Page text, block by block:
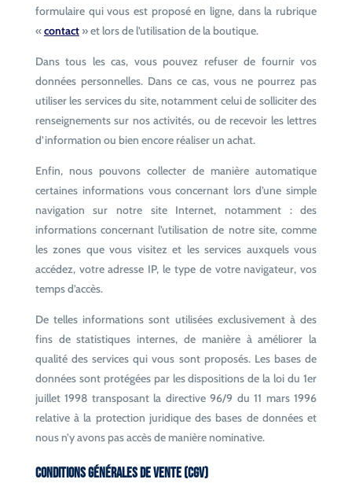
formulaire qui vous est proposé en ligne, dans la rubrique
«contact» et lors de l’utilisation de la boutique.
Dans tous les cas, vous pouvez refuser de fournir vos
données personnelles. Dans ce cas, vous ne pourrez pas
utiliser les services du site, notamment celui de solliciter des
renseignements sur nos activités, ou de recevoir les lettres
d’information ou bien encore réaliser un achat.
Enfin, nous pouvons collecter de manière automatique
certaines informations vous concernant lors d’une simple
navigation sur notre site Internet, notamment : des
informations concernant l’utilisation de notre site, comme
les zones que vous visitez et les services auxquels vous
accédez, votre adresse IP, le type de votre navigateur, vos
temps d’accès.
De telles informations sont utilisées exclusivement à des
fins de statistiques internes, de manière à améliorer la
qualité des services qui vous sont proposés. Les bases de
données sont protégées par les dispositions de la loi du 1er
juillet 1998 transposant la directive 96/9 du 11 mars 1996
relative à la protection juridique des bases de données et
nous n’y avons pas accès de manière nominative.
Conditions générales de Vente (CGV)